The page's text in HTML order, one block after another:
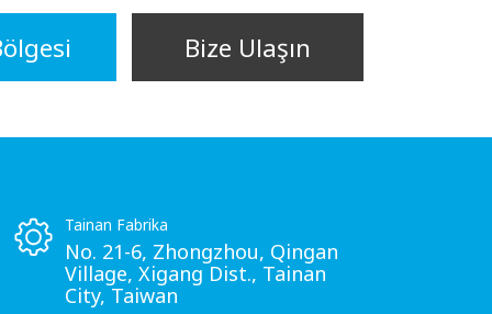
Bize Ulaşın
Tainan Fabrika
No. 21-6, Zhongzhou, Qingan
Village, Xigang Dist., Tainan
City, Taiwan